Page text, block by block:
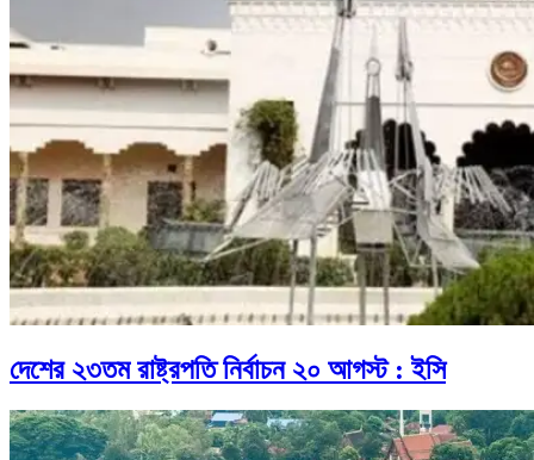
দেশের ২৩তম রাষ্ট্রপতি নির্বাচন ২০ আগস্ট : ইসি